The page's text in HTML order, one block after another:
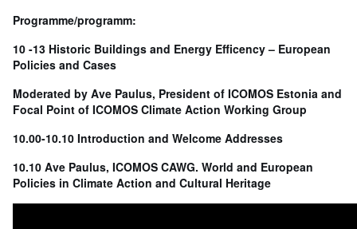
Programme/programm:
10 -13 Historic Buildings and Energy Efficency – European
Policies and Cases
Moderated by Ave Paulus, President of ICOMOS Estonia and
Focal Point of ICOMOS Climate Action Working Group
10.00-10.10 Introduction and Welcome Addresses
10.10 Ave Paulus, ICOMOS CAWG. World and European
Policies in Climate Action and Cultural Heritage